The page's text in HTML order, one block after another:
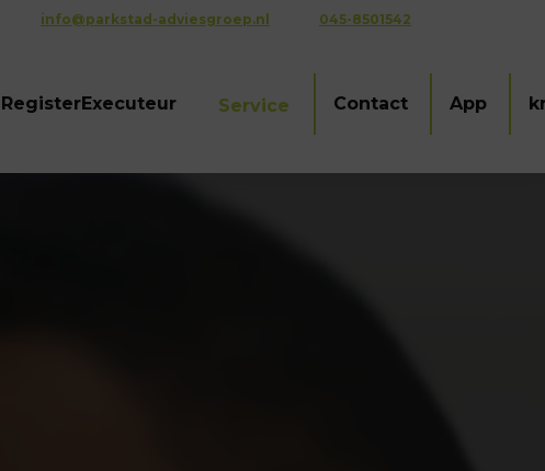
info@parkstad-adviesgroep.nl 045-8501542
RegisterExecuteur Service Contact App